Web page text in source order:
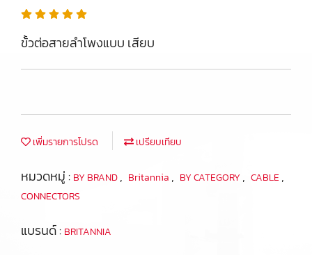
ข้้วต่อสายลำโพงแบบ เสียบ
เพิ่มรายการโปรด เปรียบเทียบ
หมวดหมู่ : BY BRAND, Britannia , BY CATEGORY , CABLE ,
CONNECTORS
แบรนด์ : BRITANNIA